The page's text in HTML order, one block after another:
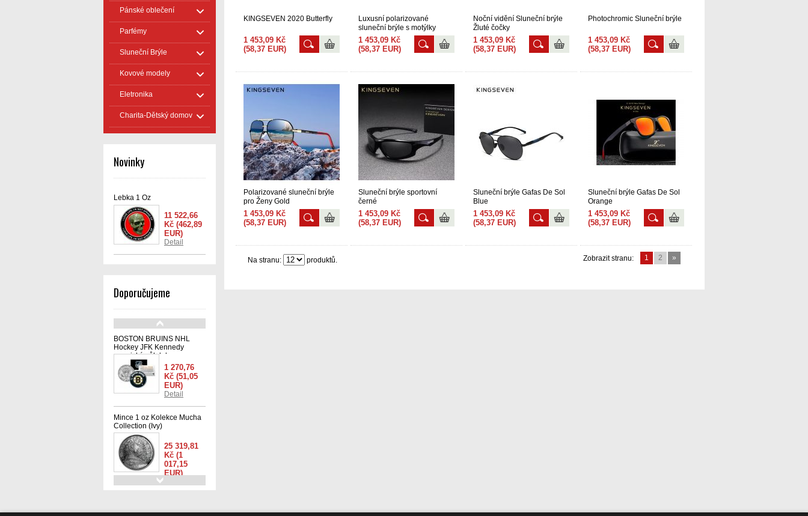
Pánské oblečení
Parfémy
Sluneční Brýle
Kovové modely
Eletronika
Charita-Dětský domov
Novinky
Lebka 1 Oz
11 522,66
Kč (462,89
EUR)
Detail
Doporučujeme
BOSTON BRUINS NHL
Hockey JFK Kennedy
americký půl dolaru -
oficiálně licencovaná
1 270,76
Kč (51,05
EUR)
Detail
Mince 1 oz Kolekce Mucha
Collection (Ivy)
25 319,81
Kč (1
017,15
EUR)
sada 6 ks
KINGSEVEN 2020 Butterfly
1 453,09 Kč
(58,37 EUR)
Luxusní polarizované
sluneční brýle s motýlky
1 453,09 Kč
(58,37 EUR)
Noční vidění Sluneční brýle
Žluté čočky
1 453,09 Kč
(58,37 EUR)
Photochromic Sluneční brýle
1 453,09 Kč
(58,37 EUR)
Polarizované sluneční brýle
pro Ženy Gold
1 453,09 Kč
(58,37 EUR)
Sluneční brýle sportovní
černé
1 453,09 Kč
(58,37 EUR)
Sluneční brýle Gafas De Sol
Blue
1 453,09 Kč
(58,37 EUR)
Sluneční brýle Gafas De Sol
Orange
1 453,09 Kč
(58,37 EUR)
Na stranu: produktů. Zobrazit stranu: 1 2 »